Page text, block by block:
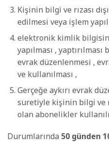
Kişinin bilgi ve rızası
edilmesi veya işlem
elektronik kimlik
yapılması , yaptırılması
evrak düzenlenmesi ,
ve kullanılması ,
Gerçeğe aykırı evrak
suretiyle kişinin bilgi ve
olan abonelikler
Durumlarında 50 günden